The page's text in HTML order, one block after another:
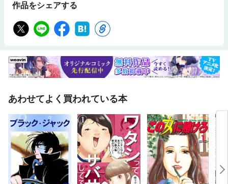
作品をシェアする
あわせてよく買われている本